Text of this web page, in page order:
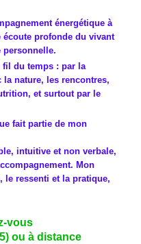
énergétique à
écoute profonde du vivant
personnelle.
fil du temps : par la
nature, les rencontres,
et surtout par le
fait partie de mon
intuitive et non verbale,
Mon
le ressenti et la pratique,
vous
ou à distance